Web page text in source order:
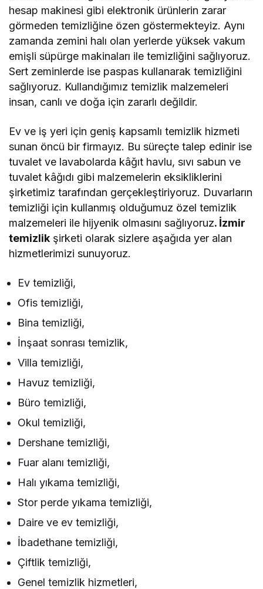
hesap makinesi gibi elektronik ürünlerin zarar
görmeden temizliğine özen göstermekteyiz. Aynı
zamanda zemini halı olan yerlerde yüksek vakum
emişli süpürge makinaları ile temizliğini sağlıyoruz.
Sert zeminlerde ise paspas kullanarak temizliğini
sağlıyoruz. Kullandığımız temizlik malzemeleri
insan, canlı ve doğa için zararlı değildir.
Ev ve iş yeri için geniş kapsamlı temizlik hizmeti
sunan öncü bir firmayız. Bu süreçte talep edinir ise
tuvalet ve lavabolarda kâğıt havlu, sıvı sabun ve
tuvalet kâğıdı gibi malzemelerin eksikliklerini
şirketimiz tarafından gerçekleştiriyoruz. Duvarların
temizliği için kullanmış olduğumuz özel temizlik
malzemeleri ile hijyenik olmasını sağlıyoruz. İzmir
temizlik şirketi olarak sizlere aşağıda yer alan
hizmetlerimizi sunuyoruz.
Ev temizliği,
Ofis temizliği,
Bina temizliği,
İnşaat sonrası temizlik,
Villa temizliği,
Havuz temizliği,
Büro temizliği,
Okul temizliği,
Dershane temizliği,
Fuar alanı temizliği,
Halı yıkama temizliği,
Stor perde yıkama temizliği,
Daire ve ev temizliği,
İbadethane temizliği,
Çiftlik temizliği,
Genel temizlik hizmetleri,